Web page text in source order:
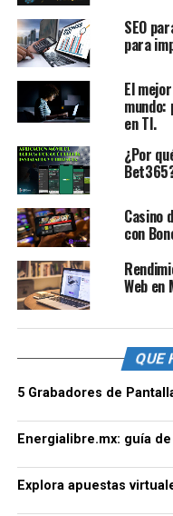
SEO
para
El
en TI.
¿Por
Casino
con
Web en
QUE
5 Grabadores de
Energialibre.mx: guía
Explora apuestas